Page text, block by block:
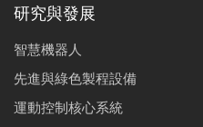
研究與發展
智慧機器人
先進與綠色製程設備
運動控制核心系統